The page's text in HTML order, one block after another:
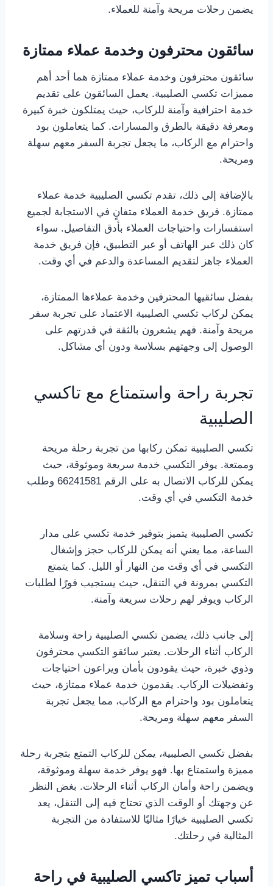
يضمن رحلات مريحة وآمنة للعملاء.
سائقون محترفون وخدمة عملاء ممتازة
سائقون محترفون وخدمة عملاء ممتازة هما أحد أهم
مميزات تكسي الصليبية. يعمل السائقون على تقديم
خدمة احترافية وآمنة للركاب، حيث يمتلكون خبرة كبيرة
ومعرفة دقيقة بالطرق والمسارات. كما يتعاملون بود
واحترام مع الركاب، ما يجعل تجربة السفر معهم سهلة
ومريحة.
بالإضافة إلى ذلك، تقدم تكسي الصليبية خدمة عملاء
ممتازة. فريق خدمة العملاء متفانٍ في الاستجابة لجميع
استفسارات واحتياجات العملاء بأدق التفاصيل. سواء
كان ذلك عبر الهاتف أو عبر التطبيق، فإن فريق خدمة
العملاء جاهز لتقديم المساعدة والدعم في أي وقت.
بفضل سائقيها المحترفين وخدمة عملاءها الممتازة،
يمكن لركاب تكسي الصليبية الاعتماد على تجربة سفر
مريحة وآمنة. فهم يشعرون بالثقة في قدرتهم على
الوصول إلى وجهتهم بسلاسة ودون أي مشاكل.
تجربة راحة واستمتاع مع تاكسي
الصليبية
تكسي الصليبية تمكن ركابها من تجربة رحلة مريحة
وممتعة. يوفر التكسي خدمة سريعة وموثوقة، حيث
يمكن للركاب الاتصال به على الرقم 66241581 وطلب
خدمة التكسي في أي وقت.
تكسي الصليبية يتميز بتوفير خدمة تكسي على مدار
الساعة، مما يعني أنه يمكن للركاب حجز وإشغال
التكسي في أي وقت من النهار أو الليل. كما يتمتع
التكسي بمرونة في التنقل، حيث يستجيب فورًا لطلبات
الركاب ويوفر لهم رحلات سريعة وآمنة.
إلى جانب ذلك، يضمن تكسي الصليبية راحة وسلامة
الركاب أثناء الرحلات. يعتبر سائقو التكسي محترفون
وذوي خبرة، حيث يقودون بأمان ويراعون احتياجات
وتفضيلات الركاب. يقدمون خدمة عملاء ممتازة، حيث
يتعاملون بود واحترام مع الركاب، مما يجعل تجربة
السفر معهم سهلة ومريحة.
بفضل تكسي الصليبية، يمكن للركاب التمتع بتجربة رحلة
مميزة واستمتاع بها. فهو يوفر خدمة سهلة وموثوقة،
ويضمن راحة وأمان الركاب أثناء الرحلات. بغض النظر
عن وجهتك أو الوقت الذي تحتاج فيه إلى التنقل، يعد
تكسي الصليبية خيارًا مثاليًا للاستفادة من التجربة
المثالية في رحلتك.
أسباب تميز تاكسي الصليبية في راحة